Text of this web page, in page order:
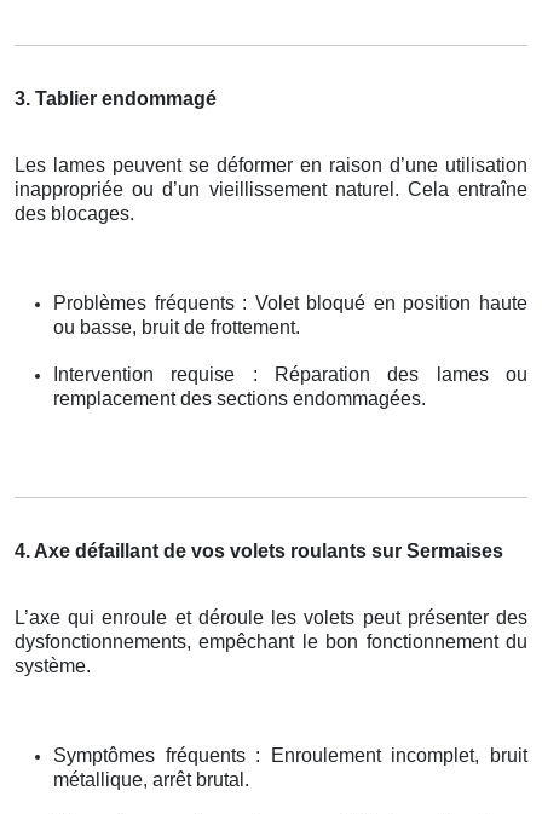
3. Tablier endommagé
Les lames peuvent se déformer en raison d’une utilisation
inappropriée ou d’un vieillissement naturel. Cela entraîne
des blocages.
Problèmes fréquents : Volet bloqué en position haute
ou basse, bruit de frottement.
Intervention requise : Réparation des lames ou
remplacement des sections endommagées.
4. Axe défaillant de vos volets roulants sur Sermaises
L’axe qui enroule et déroule les volets peut présenter des
dysfonctionnements, empêchant le bon fonctionnement du
système.
Symptômes fréquents : Enroulement incomplet, bruit
métallique, arrêt brutal.